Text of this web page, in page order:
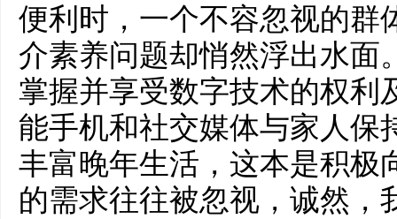
便利时，一个不容忽视的
介素养问题却悄然浮出水面
掌握并享受数字技术的权利
能手机和社交媒体与家人保
丰富晚年生活，这本是积极
的需求往往被忽视，诚然，